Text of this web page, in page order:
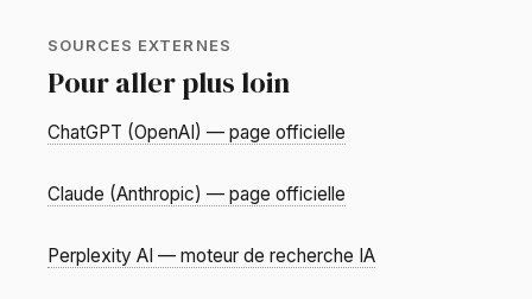
SOURCES EXTERNES
Pour aller plus loin
ChatGPT (OpenAI) — page officielle
Claude (Anthropic) — page officielle
Perplexity AI — moteur de recherche IA